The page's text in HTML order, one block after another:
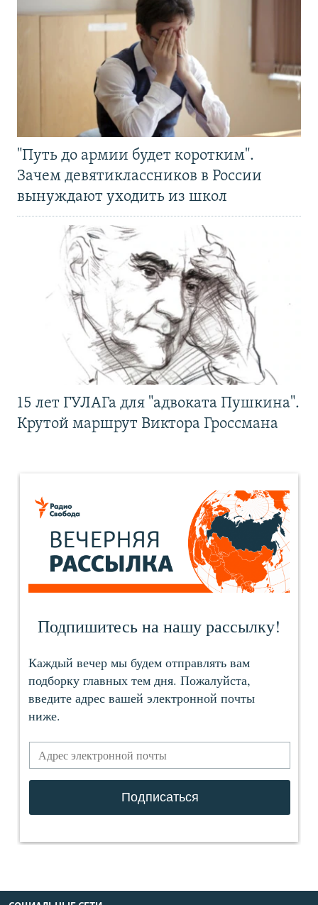
"Путь до армии будет коротким".
Зачем девятиклассников в России
вынуждают уходить из школ
15 лет ГУЛАГа для "адвоката Пушкина".
Крутой маршрут Виктора Гроссмана